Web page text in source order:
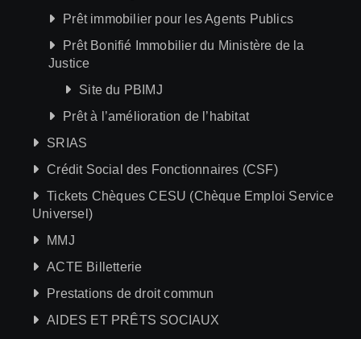
Prêt immobilier pour les Agents Publics
Prêt Bonifié Immobilier du Ministère de la
Justice
Site du PBIMJ
Prêt à l’amélioration de l’habitat
SRIAS
Crédit Social des Fonctionnaires (CSF)
Tickets Chèques CESU (Chèque Emploi Service
Universel)
MMJ
ACTE Billetterie
Prestations de droit commun
AIDES ET PRÊTS SOCIAUX